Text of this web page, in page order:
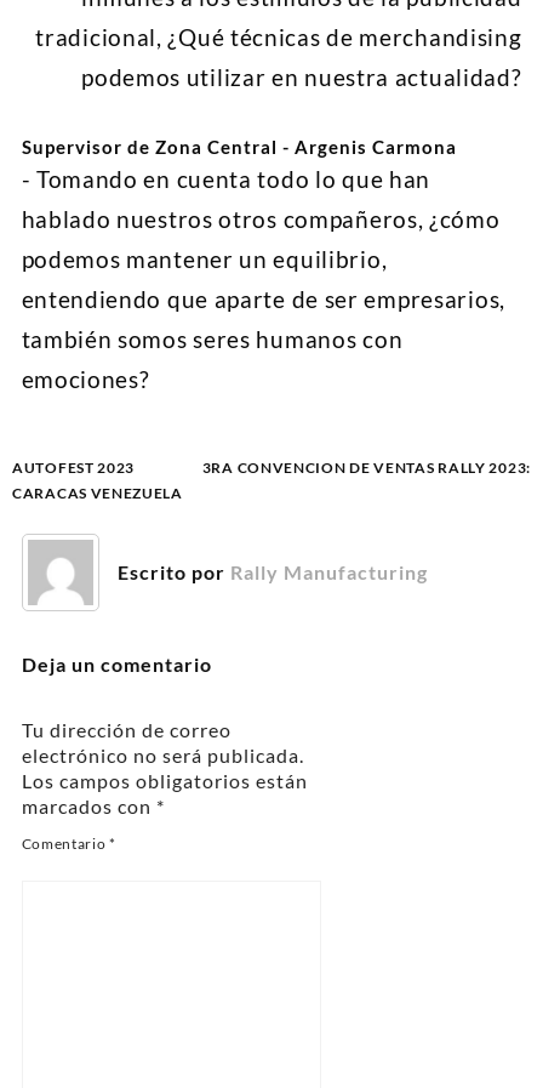
tradicional, ¿Qué técnicas de merchandising
podemos utilizar en nuestra actualidad?
Supervisor de Zona Central - Argenis Carmona
- Tomando en cuenta todo lo que han
hablado nuestros otros compañeros, ¿cómo
podemos mantener un equilibrio,
entendiendo que aparte de ser empresarios,
también somos seres humanos con
emociones?
Navegación
de
AUTOFEST 2023
CARACAS VENEZUELA
3RA CONVENCION DE VENTAS RALLY 2023:
Escrito por Rally Manufacturing
Deja un comentario
Tu dirección de correo
electrónico no será publicada.
Los campos obligatorios están
marcados con *
Comentario*